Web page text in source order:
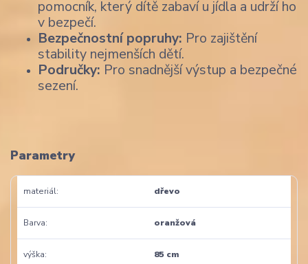
pomocník, který dítě zabaví u jídla a udrží ho
v bezpečí.
Bezpečnostní popruhy: Pro zajištění
stability nejmenších dětí.
Područky: Pro snadnější výstup a bezpečné
sezení.
Parametry
materiál dřevo
Barva oranžová
výška 85 cm